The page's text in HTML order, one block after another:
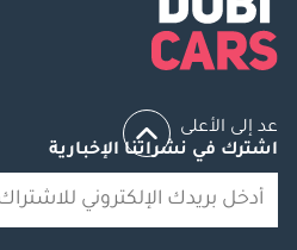
عد إلى الأعلى
اشترك في نشراتنا الإخبارية